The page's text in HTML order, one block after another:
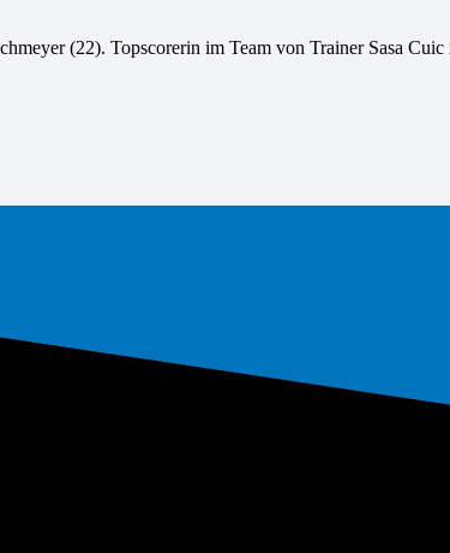
(22). Topscorerin im Team von Trainer Sasa